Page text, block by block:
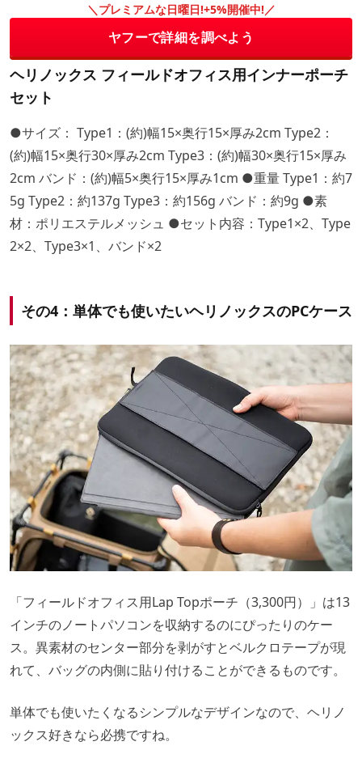
＼プレミアムな日曜日!+5%開催中!／
ヤフーで詳細を調べよう
ヘリノックス フィールドオフィス用インナーポーチ
セット
●サイズ： Type1：(約)幅15×奥行15×厚み2cm Type2：
(約)幅15×奥行30×厚み2cm Type3：(約)幅30×奥行15×厚み
2cm バンド：(約)幅5×奥行15×厚み1cm ●重量 Type1：約7
5g Type2：約137g Type3：約156g バンド：約9g ●素
材：ポリエステルメッシュ ●セット内容：Type1×2、Type
2×2、Type3×1、バンド×2
その4：単体でも使いたいヘリノックスのPCケース
「フィールドオフィス用Lap Topポーチ（3,300円）」は13
インチのノートパソコンを収納するのにぴったりのケー
ス。異素材のセンター部分を剥がすとベルクロテープが現
れて、バッグの内側に貼り付けることができるものです。
単体でも使いたくなるシンプルなデザインなので、ヘリノ
ックス好きなら必携ですね。